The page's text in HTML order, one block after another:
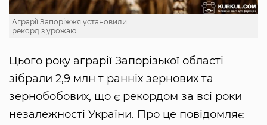
Аграрії Запоріжжя установили
рекорд з урожаю
Цього року аграрії Запорізької області
зібрали 2,9 млн т ранніх зернових та
зернобобових, що є рекордом за всі роки
незалежності України. Про це повідомляє